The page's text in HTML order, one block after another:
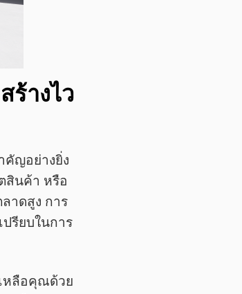
ร้างไว
คัญอย่างยิ่ง
สินค้า หรือ
าดสูง การ
รียบในการ
หลือคุณด้วย